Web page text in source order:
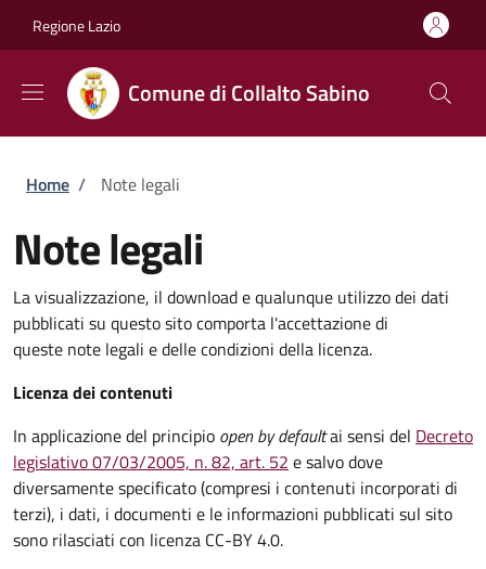
Regione Lazio
Comune di Collalto Sabino
Briciole di pane
Home / Note legali
Note legali
La visualizzazione, il download e qualunque utilizzo dei dati
pubblicati su questo sito comporta l'accettazione di
queste note legali e delle condizioni della licenza.
Licenza dei contenuti
In applicazione del principio open by defaultai sensi del Decreto
legislativo 07/03/2005, n. 82, art. 52 e salvo dove
diversamente specificato (compresi i contenuti incorporati di
terzi), i dati, i documenti e le informazioni pubblicati sul sito
sono rilasciati con licenza CC-BY 4.0.